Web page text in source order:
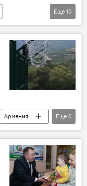
Еще 10
Армения
Еще 6